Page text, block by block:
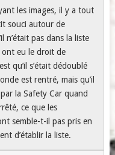
les images, il y a tout
souci autour de
n’était pas dans la liste
eu le droit de
qu’il s’était dédoublé
est rentré, mais qu’il
la Safety Car quand
ce que les
semble-t-il pas pris en
d’établir la liste.